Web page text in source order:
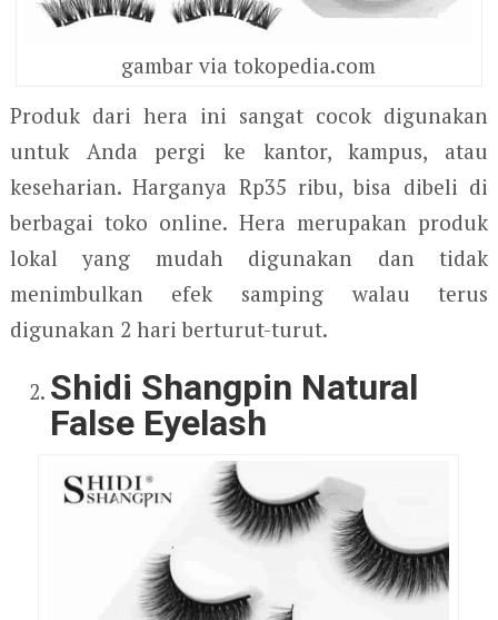
gambar via tokopedia.com
Produk dari hera ini sangat cocok digunakan
untuk Anda pergi ke kantor, kampus, atau
keseharian. Harganya Rp35 ribu, bisa dibeli di
berbagai toko online. Hera merupakan produk
lokal yang mudah digunakan dan tidak
menimbulkan efek samping walau terus
digunakan 2 hari berturut-turut.
Shidi Shangpin Natural
False Eyelash